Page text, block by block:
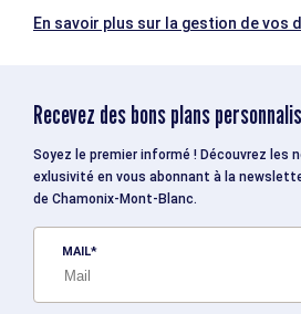
En savoir plus sur la gestion de vos
Recevez des bons plans
Soyez le premier informé ! Découvrez les
exlusivité en vous abonnant à la
de Chamonix-Mont-Blanc.
MAIL